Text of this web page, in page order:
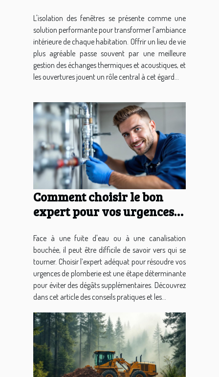
L'isolation des fenêtres se présente comme une
solution performante pour transformer l’ambiance
intérieure de chaque habitation. Offrir un lieu de vie
plus agréable passe souvent par une meilleure
gestion des échanges thermiques et acoustiques, et
les ouvertures jouent un rôle central à cet égard...
Comment choisir le bon
expert pour vos urgences
Face à une fuite d'eau ou à une canalisation
bouchée, il peut être difficile de savoir vers qui se
tourner. Choisir l’expert adéquat pour résoudre vos
urgences de plomberie est une étape déterminante
pour éviter des dégâts supplémentaires. Découvrez
dans cet article des conseils pratiques et les...